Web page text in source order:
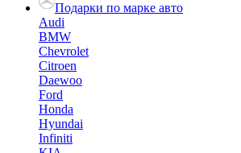
Подарки по марке авто
Audi
BMW
Chevrolet
Citroen
Daewoo
Ford
Honda
Hyundai
Infiniti